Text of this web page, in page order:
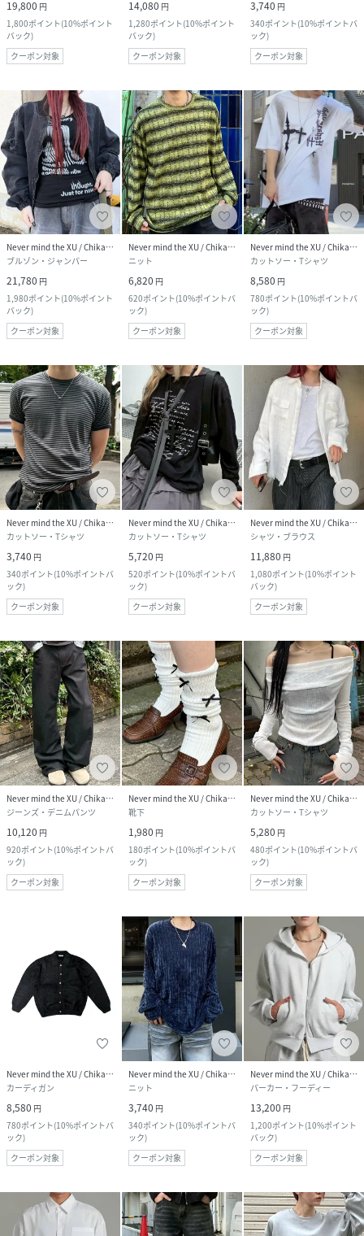
19,800 円
1,800ポイント(10%ポイント
バック)
クーポン対象
14,080 円
1,280ポイント(10%ポイント
バック)
クーポン対象
3,740 円
340ポイント(10%ポイントバ
ック)
クーポン対象
Never mind the XU / Chikashitsu+
ブルゾン・ジャンパー
21,780 円
1,980ポイント(10%ポイント
バック)
クーポン対象
Never mind the XU / Chikashitsu+
ニット
6,820 円
620ポイント(10%ポイントバ
ック)
クーポン対象
Never mind the XU / Chikashitsu+
カットソー・Tシャツ
8,580 円
780ポイント(10%ポイントバ
ック)
クーポン対象
Never mind the XU / Chikashitsu+
カットソー・Tシャツ
3,740 円
340ポイント(10%ポイントバ
ック)
クーポン対象
Never mind the XU / Chikashitsu+
カットソー・Tシャツ
5,720 円
520ポイント(10%ポイントバ
ック)
クーポン対象
Never mind the XU / Chikashitsu+
シャツ・ブラウス
11,880 円
1,080ポイント(10%ポイント
バック)
クーポン対象
Never mind the XU / Chikashitsu+
ジーンズ・デニムパンツ
10,120 円
920ポイント(10%ポイントバ
ック)
クーポン対象
Never mind the XU / Chikashitsu+
靴下
1,980 円
180ポイント(10%ポイントバ
ック)
クーポン対象
Never mind the XU / Chikashitsu+
カットソー・Tシャツ
5,280 円
480ポイント(10%ポイントバ
ック)
クーポン対象
Never mind the XU / Chikashitsu+
カーディガン
8,580 円
780ポイント(10%ポイントバ
ック)
クーポン対象
Never mind the XU / Chikashitsu+
ニット
3,740 円
340ポイント(10%ポイントバ
ック)
クーポン対象
Never mind the XU / Chikashitsu+
パーカー・フーディー
13,200 円
1,200ポイント(10%ポイント
バック)
クーポン対象